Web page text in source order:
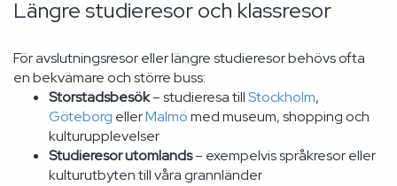
Längre studieresor och klassresor
För avslutningsresor eller längre studieresor behövs ofta
en bekvämare och större buss:
Storstadsbesök– studieresa tillStockholm,
Göteborg ellerMalmömed museum, shopping och
kulturupplevelser
Studieresor utomlands– exempelvis språkresor eller
kulturutbyten till våra grannländer